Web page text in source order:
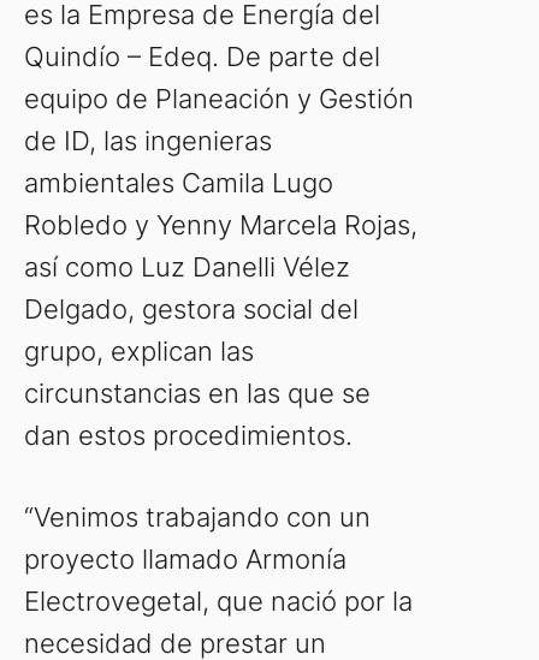
es la Empresa de Energía del
Quindío – Edeq. De parte del
equipo de Planeación y Gestión
de ID, las ingenieras
ambientales Camila Lugo
Robledo y Yenny Marcela Rojas,
así como Luz Danelli Vélez
Delgado, gestora social del
grupo, explican las
circunstancias en las que se
dan estos procedimientos.
“Venimos trabajando con un
proyecto llamado Armonía
Electrovegetal, que nació por la
necesidad de prestar un